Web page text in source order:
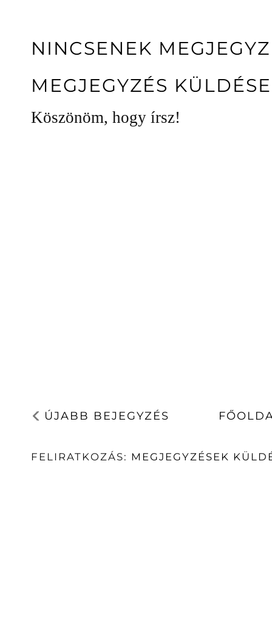
NINCSENEK
MEGJEGYZÉS KÜLDÉSE
Köszönöm, hogy írsz!
ÚJABB BEJEGYZÉS
FELIRATKOZÁS: MEGJEGYZÉSEK